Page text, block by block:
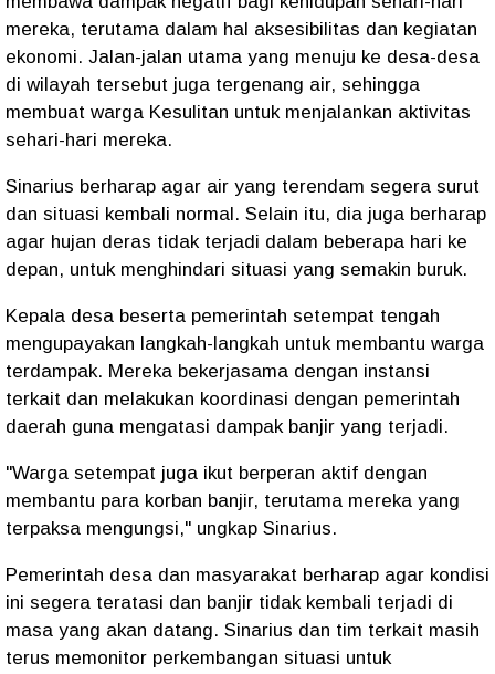
mereka, terutama dalam hal aksesibilitas dan kegiatan
ekonomi. Jalan-jalan utama yang menuju ke desa-desa
di wilayah tersebut juga tergenang air, sehingga
membuat warga Kesulitan untuk menjalankan aktivitas
sehari-hari mereka.
Sinarius berharap agar air yang terendam segera surut
dan situasi kembali normal. Selain itu, dia juga berharap
agar hujan deras tidak terjadi dalam beberapa hari ke
depan, untuk menghindari situasi yang semakin buruk.
Kepala desa beserta pemerintah setempat tengah
mengupayakan langkah-langkah untuk membantu warga
terdampak. Mereka bekerjasama dengan instansi
terkait dan melakukan koordinasi dengan pemerintah
daerah guna mengatasi dampak banjir yang terjadi.
"Warga setempat juga ikut berperan aktif dengan
membantu para korban banjir, terutama mereka yang
terpaksa mengungsi," ungkap Sinarius.
Pemerintah desa dan masyarakat berharap agar kondisi
ini segera teratasi dan banjir tidak kembali terjadi di
masa yang akan datang. Sinarius dan tim terkait masih
terus memonitor perkembangan situasi untuk